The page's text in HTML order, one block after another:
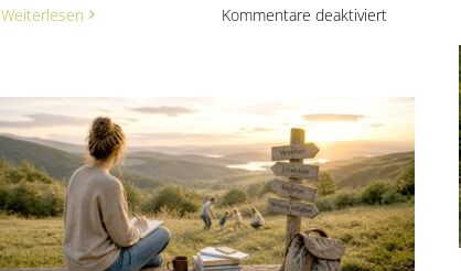
Weiterlesen Kommentare deaktiviertfür
häufig
dem
Weg
gehen